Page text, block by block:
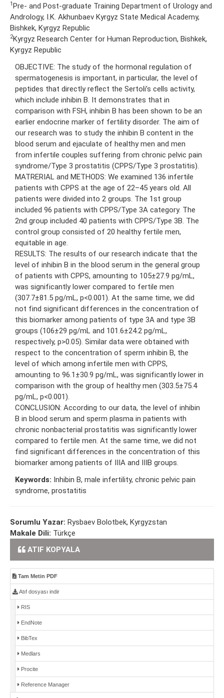
1 Pre- and Post-graduate Training Department of Urology and
Andrology, I.K. Akhunbaev Kyrgyz State Medical Academy,
Bishkek, Kyrgyz Republic
2Kyrgyz Research Center for Human Reproduction, Bishkek,
Kyrgyz Republic
OBJECTIVE: The study of the hormonal regulation of
spermatogenesis is important, in particular, the level of
peptides that directly reflect the Sertoli’s cells activity,
which include inhibin B. It demonstrates that in
comparison with FSH, inhibin B has been shown to be an
earlier endocrine marker of fertility disorder. The aim of
our research was to study the inhibin B content in the
blood serum and ejaculate of healthy men and men
from infertile couples suffering from chronic pelvic pain
syndrome/Type 3 prostatitis (CPPS/Type 3 prostatitis).
MATRERIAL and METHODS: We examined 136 infertile
patients with CPPS at the age of 22–45 years old. All
patients were divided into 2 groups. The 1st group
included 96 patients with CPPS/Type 3A category. The
2nd group included 40 patients with CPPS/Type 3B. The
control group consisted of 20 healthy fertile men,
equitable in age.
RESULTS: The results of our research indicate that the
level of inhibin B in the blood serum in the general group
of patients with CPPS, amounting to 105±27.9 pg/mL,
was significantly lower compared to fertile men
(307.7±81.5 pg/mL, p<0.001). At the same time, we did
not find significant differences in the concentration of
this biomarker among patients of type 3A and type 3B
groups (106±29 pg/mL and 101.6±24.2 pg/mL,
respectively, p>0.05). Similar data were obtained with
respect to the concentration of sperm inhibin B, the
level of which among infertile men with CPPS,
amounting to 96.1±30.9 pg/mL, was significantly lower in
comparison with the group of healthy men (303.5±75.4
pg/mL, p<0.001).
CONCLUSION: According to our data, the level of inhibin
B in blood serum and sperm plasma in patients with
chronic nonbacterial prostatitis was significantly lower
compared to fertile men. At the same time, we did not
find significant differences in the concentration of this
biomarker among patients of IIIA and IIIB groups.
Keywords: Inhibin B, male infertility, chronic pelvic pain
syndrome, prostatitis
Sorumlu Yazar: Rysbaev Bolotbek, Kyrgyzstan
Makale Dili: Türkçe
ATIF KOPYALA
Tam Metin PDF
Atıf dosyası indir
RIS
EndNote
BibTex
Medlars
Procite
Reference Manager